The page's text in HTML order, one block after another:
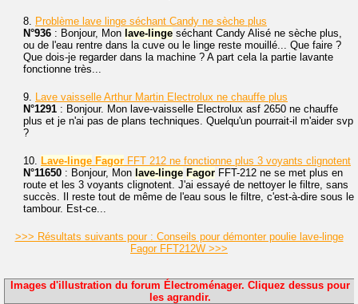
8. Problème lave linge séchant Candy ne sèche plus
N°936 : Bonjour, Mon lave-linge séchant Candy Alisé ne sèche plus,
ou de l'eau rentre dans la cuve ou le linge reste mouillé... Que faire ?
Que dois-je regarder dans la machine ? A part cela la partie lavante
fonctionne très...
9. Lave vaisselle Arthur Martin Electrolux ne chauffe plus
N°1291 : Bonjour. Mon lave-vaisselle Electrolux asf 2650 ne chauffe
plus et je n'ai pas de plans techniques. Quelqu'un pourrait-il m'aider svp
?
10. Lave-linge Fagor FFT 212 ne fonctionne plus 3 voyants clignotent
N°11650 : Bonjour, Mon lave-linge Fagor FFT-212 ne se met plus en
route et les 3 voyants clignotent. J'ai essayé de nettoyer le filtre, sans
succès. Il reste tout de même de l'eau sous le filtre, c'est-à-dire sous le
tambour. Est-ce...
>>> Résultats suivants pour : Conseils pour démonter poulie lave-linge
Fagor FFT212W >>>
Images d'illustration du forum Électroménager. Cliquez dessus pour
les agrandir.